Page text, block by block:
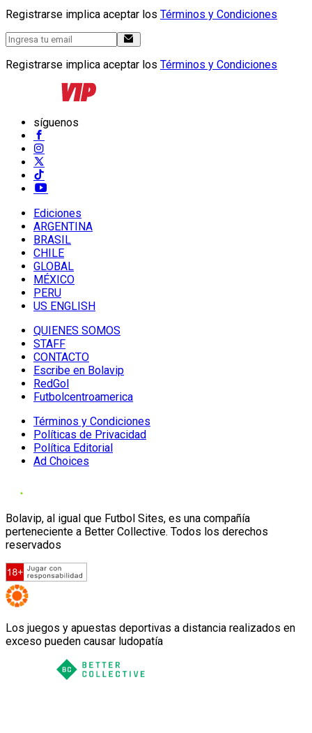
Registrarse implica aceptar los Términos y Condiciones
Registrarse implica aceptar los Términos y Condiciones
síguenos
Ediciones
ARGENTINA
BRASIL
CHILE
GLOBAL
MÉXICO
PERU
US ENGLISH
QUIENES SOMOS
STAFF
CONTACTO
Escribe en Bolavip
RedGol
Futbolcentroamerica
Términos y Condiciones
Políticas de Privacidad
Política Editorial
Ad Choices
Bolavip, al igual que Futbol Sites, es una compañía
perteneciente a Better Collective. Todos los derechos
reservados
Los juegos y apuestas deportivas a distancia realizados en
exceso pueden causar ludopatía